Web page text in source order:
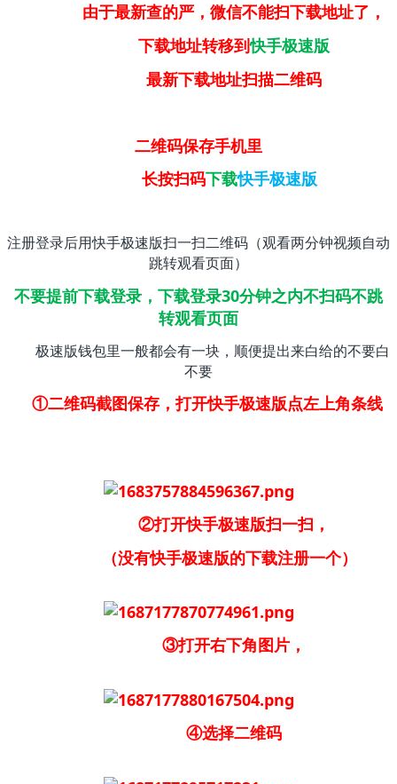
由于最新查的严，微信不能扫下载地址了，
下载地址转移到快手极速版
最新下载地址扫描二维码
二维码保存手机里
长按扫码下载快手极速版
注册登录后用快手极速版扫一扫二维码（观看两分钟视频自动
跳转观看页面）
不要提前下载登录，下载登录30分钟之内不扫码不跳
转观看页面
极速版钱包里一般都会有一块，顺便提出来白给的不要白
不要
①二维码截图保存，打开快手极速版点左上角条线
②打开快手极速版扫一扫，
（没有快手极速版的下载注册一个）
③打开右下角图片，
④选择二维码